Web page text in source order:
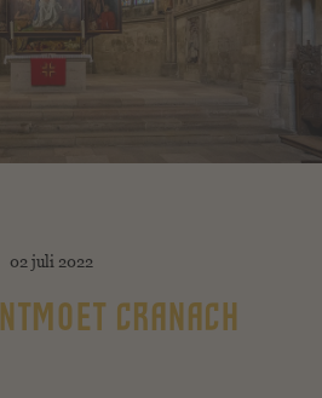
02 juli 2022
CRANACH